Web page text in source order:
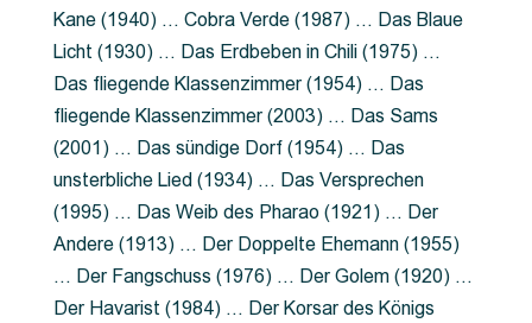
Kane (1940) … Cobra Verde (1987) … Das Blaue
Licht (1930) … Das Erdbeben in Chili (1975) …
Das fliegende Klassenzimmer (1954) … Das
fliegende Klassenzimmer (2003) … Das Sams
(2001) … Das sündige Dorf (1954) … Das
unsterbliche Lied (1934) … Das Versprechen
(1995) … Das Weib des Pharao (1921) … Der
Andere (1913) … Der Doppelte Ehemann (1955)
… Der Fangschuss (1976) … Der Golem (1920) …
Der Havarist (1984) … Der Korsar des Königs